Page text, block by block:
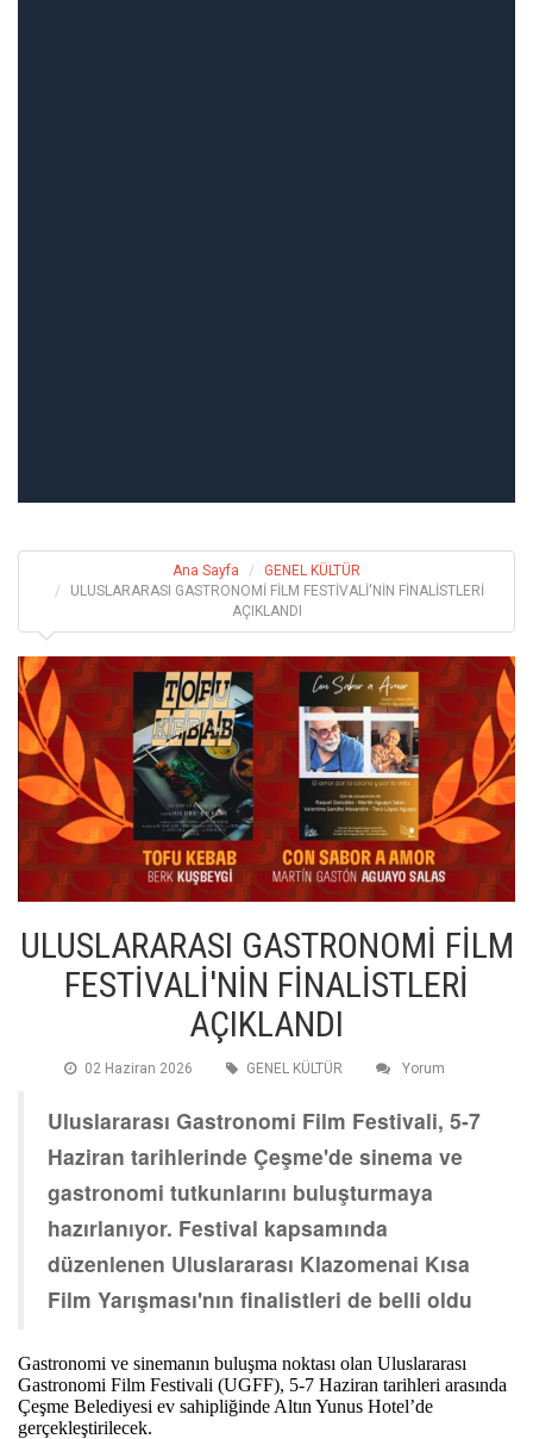
Ana Sayfa
GENEL KÜLTÜR
ULUSLARARASI GASTRONOMİ FİLM FESTİVALİ'NİN FİNALİSTLERİ
AÇIKLANDI
ULUSLARARASI GASTRONOMİ FİLM
FESTİVALİ'NİN FİNALİSTLERİ
AÇIKLANDI
02 Haziran 2026 GENEL KÜLTÜR Yorum
Uluslararası Gastronomi Film Festivali, 5-7
Haziran tarihlerinde Çeşme'de sinema ve
gastronomi tutkunlarını buluşturmaya
hazırlanıyor. Festival kapsamında
düzenlenen Uluslararası Klazomenai Kısa
Film Yarışması'nın finalistleri de belli oldu
Gastronomi ve sinemanın buluşma noktası olan Uluslararası
Gastronomi Film Festivali (UGFF), 5-7 Haziran tarihleri arasında
Çeşme Belediyesi ev sahipliğinde Altın Yunus Hotel’de
gerçekleştirilecek.